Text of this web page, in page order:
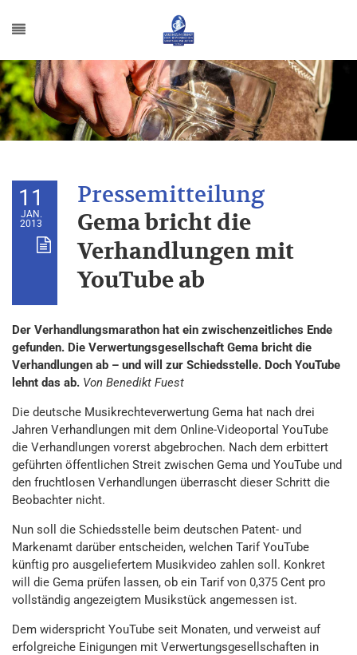
11
JAN.
2013
Gema bricht die
Verhandlungen mit
YouTube ab
Der Verhandlungsmarathon hat ein zwischenzeitliches Ende
gefunden. Die Verwertungsgesellschaft Gema bricht die
Verhandlungen ab – und will zur Schiedsstelle. Doch YouTube
lehnt das ab. Von Benedikt Fuest
Die deutsche Musikrechteverwertung Gema hat nach drei
Jahren Verhandlungen mit dem Online-Videoportal YouTube
die Verhandlungen vorerst abgebrochen. Nach dem erbittert
geführten öffentlichen Streit zwischen Gema und YouTube und
den fruchtlosen Verhandlungen überrascht dieser Schritt die
Beobachter nicht.
Nun soll die Schiedsstelle beim deutschen Patent- und
Markenamt darüber entscheiden, welchen Tarif YouTube
künftig pro ausgeliefertem Musikvideo zahlen soll. Konkret
will die Gema prüfen lassen, ob ein Tarif von 0,375 Cent pro
vollständig angezeigtem Musikstück angemessen ist.
Dem widerspricht YouTube seit Monaten, und verweist auf
erfolgreiche Einigungen mit Verwertungsgesellschaften in